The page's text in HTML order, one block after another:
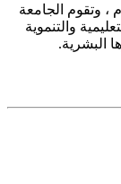
تأسست جامعة الإمام محمد بن سعود الإسلامية ممثلة في كلية الشريعة في سنة 1373هـ 1953م، وتطورت منذ ذلك الحين بصورة جذرية حتى أصبحت جامعة في عام 1394 - 1974م ، وتقوم الجامعة
والتنموية
البشرية.